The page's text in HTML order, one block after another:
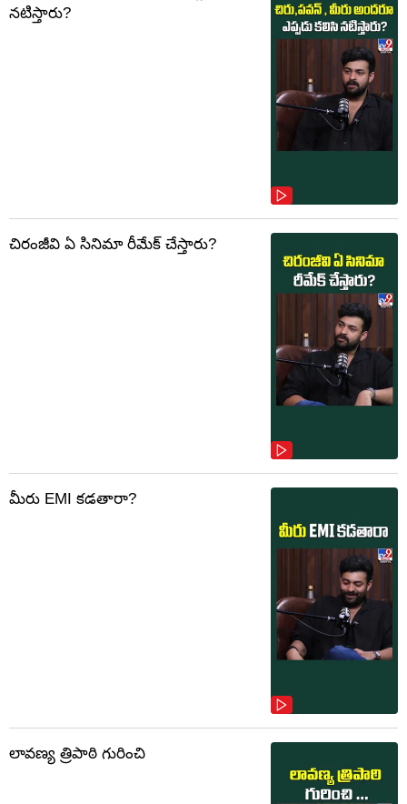
నటిస్తారు?
చిరంజీవి ఏ సినిమా రీమేక్ చేస్తారు?
మీరు EMI కడతారా?
లావణ్య త్రిపాఠి గురించి